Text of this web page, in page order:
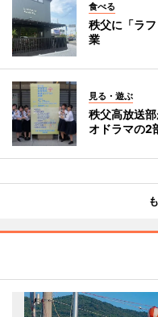
食べる
秩父に「ラ
業
見る・遊ぶ
秩父高放送
オドラマの2